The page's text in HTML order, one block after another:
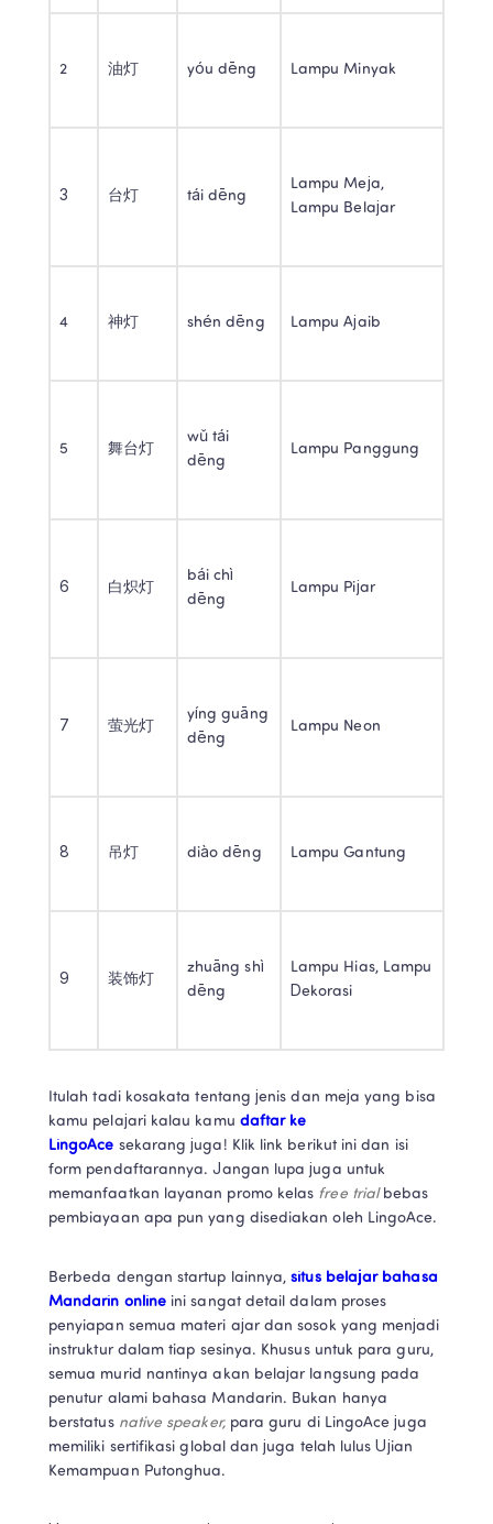
2 油灯 yóu dēng Lampu Minyak
3 台灯 tái dēng
Lampu Meja,
Lampu Belajar
4 神灯 shén dēng Lampu Ajaib
5 舞台灯
wǔ tái
dēng
Lampu Panggung
6 白炽灯
bái chì
dēng
Lampu Pijar
7 萤光灯
yíng guāng
dēng
Lampu Neon
8 吊灯 diào dēng Lampu Gantung
9 装饰灯
zhuāng shì
dēng
Lampu Hias, Lampu
Dekorasi
Itulah tadi kosakata tentang jenis dan meja yang bisa
kamu pelajari kalau kamu daftar ke
LingoAce sekarang juga! Klik link berikut ini dan isi
form pendaftarannya. Jangan lupa juga untuk
memanfaatkan layanan promo kelas free trial bebas
pembiayaan apa pun yang disediakan oleh LingoAce.
Berbeda dengan startup lainnya, situs belajar bahasa
Mandarin online ini sangat detail dalam proses
penyiapan semua materi ajar dan sosok yang menjadi
instruktur dalam tiap sesinya. Khusus untuk para guru,
semua murid nantinya akan belajar langsung pada
penutur alami bahasa Mandarin. Bukan hanya
berstatus native speaker, para guru di LingoAce juga
memiliki sertifikasi global dan juga telah lulus Ujian
Kemampuan Putonghua.